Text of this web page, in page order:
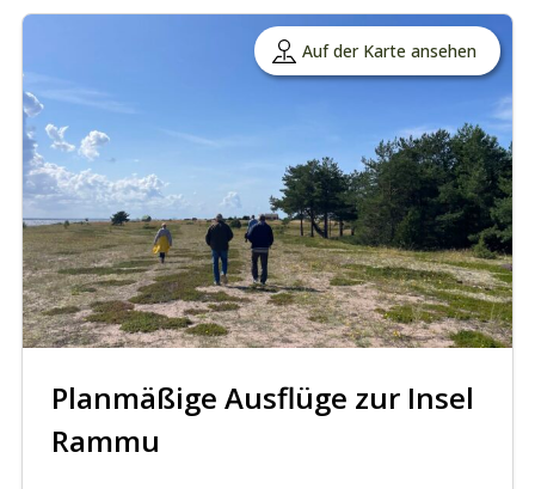
Auf der Karte ansehen
Planmäßige Ausflüge zur Insel
Rammu